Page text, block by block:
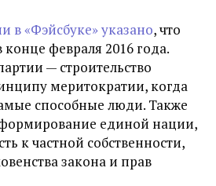
в «Фэйсбуке» указано, что
конце февраля 2016 года.
— строительство
меритократии, когда
способные люди. Также
единой нации,
к частной собственности,
закона и прав